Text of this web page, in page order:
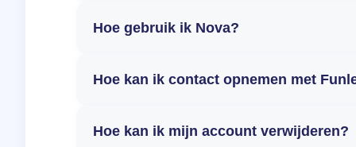
Hoe gebruik ik Nova?
Hoe kan ik contact opnemen met
Hoe kan ik mijn account verwijderen?